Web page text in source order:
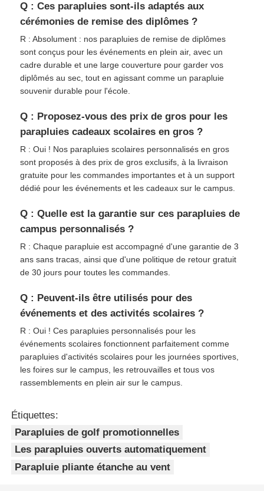
Q : Ces parapluies sont-ils adaptés aux
cérémonies de remise des diplômes ?
R : Absolument : nos parapluies de remise de diplômes
sont conçus pour les événements en plein air, avec un
cadre durable et une large couverture pour garder vos
diplômés au sec, tout en agissant comme un parapluie
souvenir durable pour l'école.
Q : Proposez-vous des prix de gros pour les
parapluies cadeaux scolaires en gros ?
R : Oui ! Nos parapluies scolaires personnalisés en gros
sont proposés à des prix de gros exclusifs, à la livraison
gratuite pour les commandes importantes et à un support
dédié pour les événements et les cadeaux sur le campus.
Q : Quelle est la garantie sur ces parapluies de
campus personnalisés ?
R : Chaque parapluie est accompagné d'une garantie de 3
ans sans tracas, ainsi que d'une politique de retour gratuit
de 30 jours pour toutes les commandes.
Q : Peuvent-ils être utilisés pour des
événements et des activités scolaires ?
R : Oui ! Ces parapluies personnalisés pour les
événements scolaires fonctionnent parfaitement comme
parapluies d'activités scolaires pour les journées sportives,
les foires sur le campus, les retrouvailles et tous vos
rassemblements en plein air sur le campus.
Étiquettes:
Parapluies de golf promotionnelles
Les parapluies ouverts automatiquement
Parapluie pliante étanche au vent